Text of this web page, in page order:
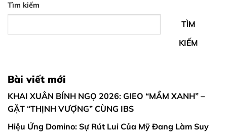
Tìm kiếm
TÌM
KIẾM
Bài viết mới
KHAI XUÂN BÍNH NGỌ 2026: GIEO “MẦM XANH” –
GẶT “THỊNH VƯỢNG” CÙNG IBS
Hiệu Ứng Domino: Sự Rút Lui Của Mỹ Đang Làm Suy